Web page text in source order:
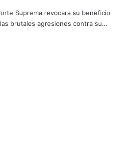
Suprema revocara su beneficio
brutales agresiones contra su…